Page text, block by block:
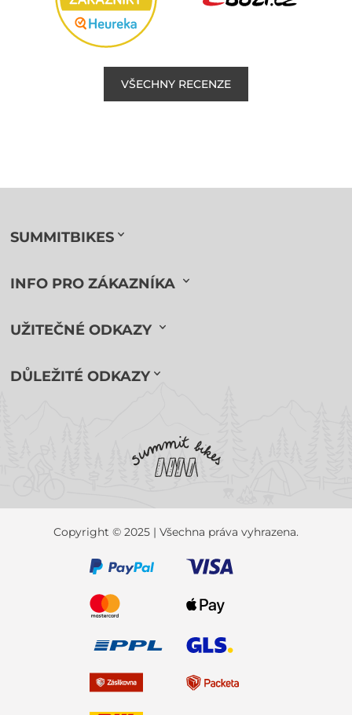
VŠECHNY RECENZE
SUMMITBIKES
INFO PRO ZÁKAZNÍKA
UŽITEČNÉ ODKAZY
DŮLEŽITÉ ODKAZY
Copyright © 2025 | Všechna práva vyhrazena.